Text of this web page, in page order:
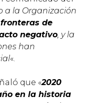
a la Organización
de
negativo, y la
han
«.
que «2020
en la historia